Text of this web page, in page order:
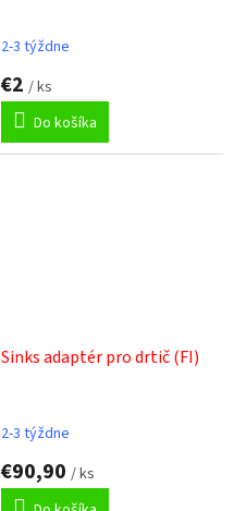
2-3 týždne
€2 / ks
Do košíka
Sinks adaptér pro drtič (FI)
2-3 týždne
€90,90 / ks